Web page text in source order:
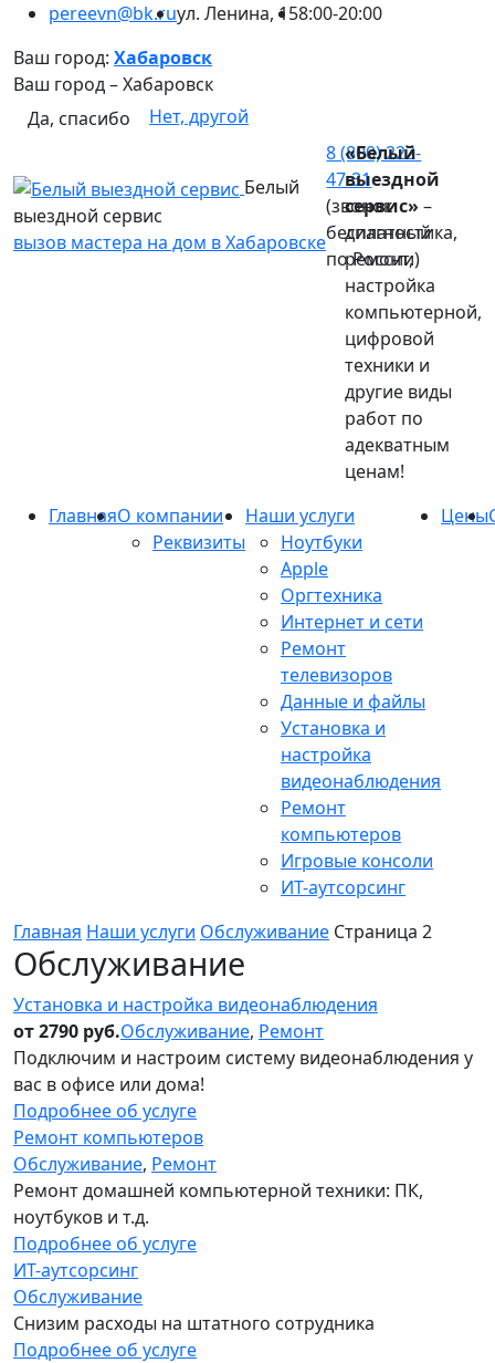
pereevn@bk.ruул. Ленина, 158:00-20:00
Ваш город: Хабаровск
Ваш город –Хабаровск
Да, спасибо
Нет, другой
Белый
выездной сервис
вызов мастера на дом в Хабаровске
8 (800) 222-
47-31
(звонок
бесплатный
по России)
«Белый
выездной
сервис» –
диагностика,
ремонт,
настройка
компьютерной,
цифровой
техники и
другие виды
работ по
адекватным
ценам!
ГлавнаяО компании
Реквизиты
Наши услуги
Ноутбуки
Apple
Оргтехника
Интернет и сети
Ремонт
телевизоров
Данные и файлы
Установка и
настройка
видеонаблюдения
Ремонт
компьютеров
Игровые консоли
ИТ-аутсорсинг
Цены
Главная Наши услуги Обслуживание Страница 2
Обслуживание
Установка и настройка видеонаблюдения
от 2790 руб.Обслуживание, Ремонт
Подключим и настроим систему видеонаблюдения у
вас в офисе или дома!
Подробнее об услуге
Ремонт компьютеров
Обслуживание, Ремонт
Ремонт домашней компьютерной техники: ПК,
ноутбуков и т.д.
Подробнее об услуге
ИТ-аутсорсинг
Обслуживание
Снизим расходы на штатного сотрудника
Подробнее об услуге